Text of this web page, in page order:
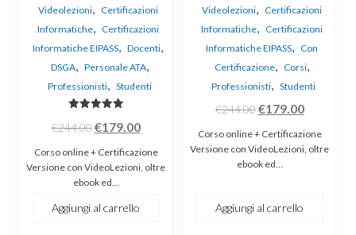
Videolezioni, Certificazioni
Informatiche, Certificazioni
Informatiche EIPASS, Docenti,
DSGA, Personale ATA,
Professionisti, Studenti
5.00
€244.00 Il
prezzo
originale
era:
€244.00.
€179.00Il
prezzo
attuale
Corso online + Certificazione
Versione con VideoLezioni, oltre
ebook ed…
Aggiungi al carrello
Videolezioni, Certificazioni
Informatiche, Certificazioni
Informatiche EIPASS, Con
Certificazione, Corsi,
Professionisti, Studenti
€244.00Il
prezzo
originale
era:
€179.00Il
prezzo
attuale
Corso online + Certificazione
Versione con VideoLezioni, oltre
ebook ed…
Aggiungi al carrello